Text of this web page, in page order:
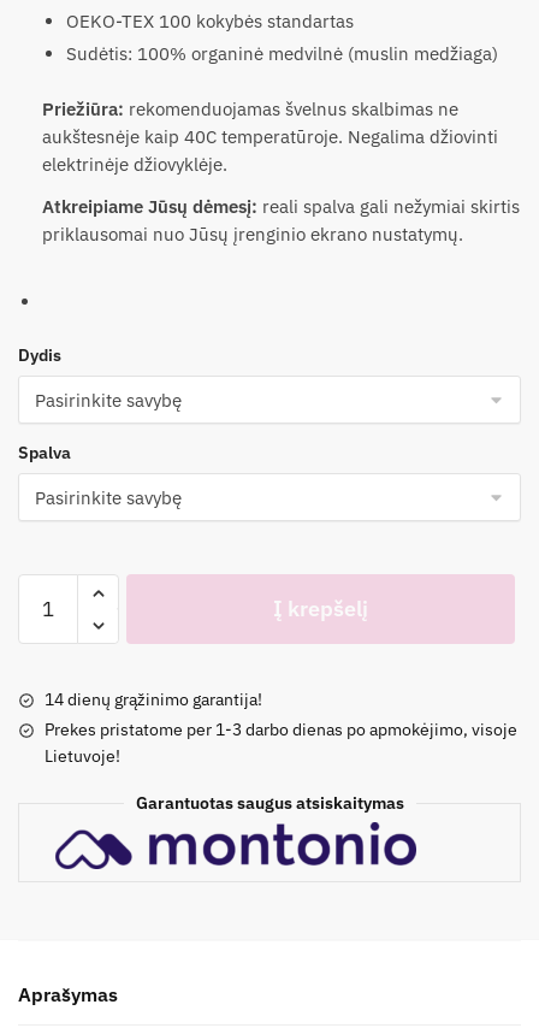
OEKO-TEX 100 kokybės standartas
Sudėtis: 100% organinė medvilnė (muslin medžiaga)
Priežiūra: rekomenduojamas švelnus skalbimas ne
aukštesnėje kaip 40C temperatūroje. Negalima džiovinti
elektrinėje džiovyklėje.
Atkreipiame Jūsų dėmesį: reali spalva gali nežymiai skirtis
priklausomai nuo Jūsų įrenginio ekrano nustatymų.
Dydis
Spalva
kiekis:
TuTu
medvilnės
kepurė
Į krepšelį
14 dienų grąžinimo garantija!
Prekes pristatome per 1-3 darbo dienas po apmokėjimo, visoje
Lietuvoje!
Garantuotas saugus atsiskaitymas
Aprašymas